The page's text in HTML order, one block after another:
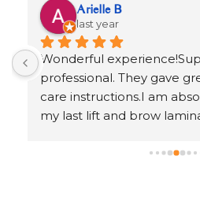
Arielle B
last year
Wonderful
professional. They gave
care instructions.I am
my last lift and brow